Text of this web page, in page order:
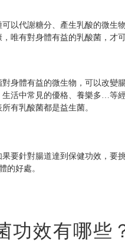
以代謝糖分、產生乳酸的微生
唯有對身體有益的乳酸菌，才
對身體有益的微生物，可以改變
生活中常見的優格、養樂多…等
有乳酸菌都是益生菌。
要針對腸道達到保健功效，要
的好處。
功效有哪些